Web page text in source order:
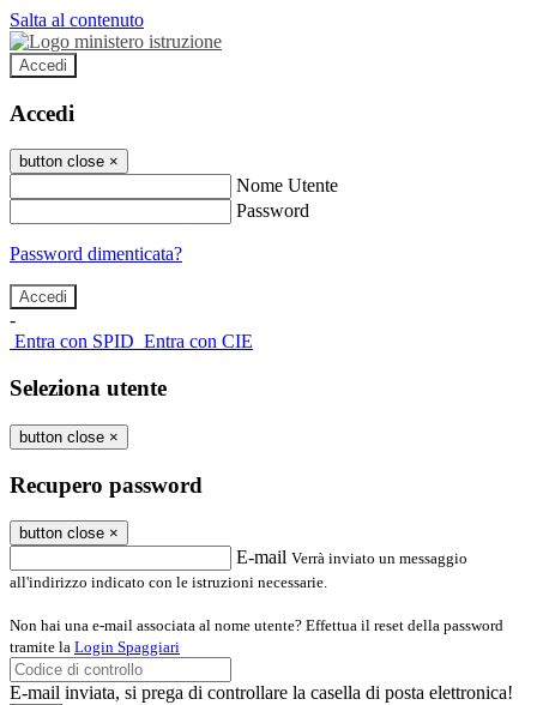
Salta al contenuto
Accedi
Accedi
button close ×
Nome Utente
Password
Password dimenticata?
-
Entra con SPID Entra con CIE
Seleziona utente
button close ×
Recupero password
button close ×
E-mail Verrà inviato un messaggio
all'indirizzo indicato con le istruzioni necessarie.
Non hai una e-mail associata al nome utente? Effettua il reset della password
tramite la Login Spaggiari
E-mail inviata, si prega di controllare la casella di posta elettronica!